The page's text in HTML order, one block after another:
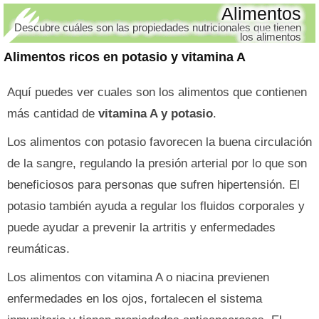
Alimentos ricos en potasio y vitamina A
Alimentos
Descubre cuáles son las propiedades nutricionales que tienen
los alimentos
Aquí puedes ver cuales son los alimentos que contienen
más cantidad de vitamina A y potasio.
Los alimentos con potasio favorecen la buena circulación
de la sangre, regulando la presión arterial por lo que son
beneficiosos para personas que sufren hipertensión. El
potasio también ayuda a regular los fluidos corporales y
puede ayudar a prevenir la artritis y enfermedades
reumáticas.
Los alimentos con vitamina A o niacina previenen
enfermedades en los ojos, fortalecen el sistema